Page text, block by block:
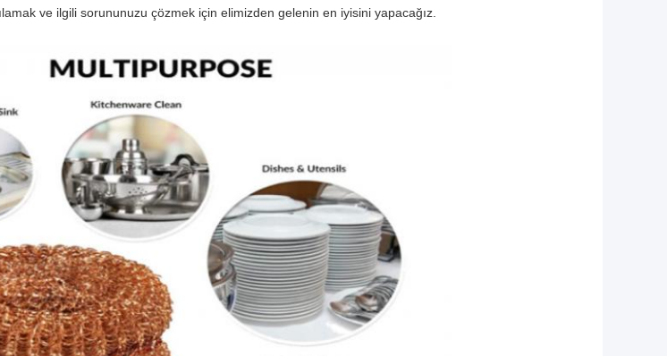
ve ilgili sorununuzu çözmek için elimizden gelenin en iyisini yapacağız.